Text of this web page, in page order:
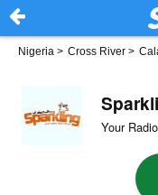
Nigeria > Cross River >
Your